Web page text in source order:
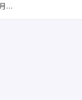
历史上的今天5月31日